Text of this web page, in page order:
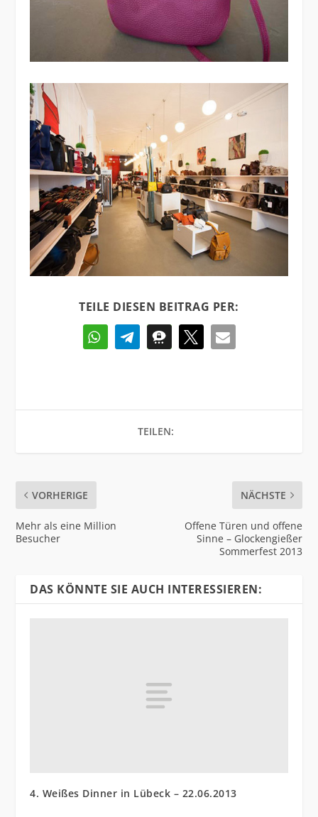
TEILE DIESEN BEITRAG PER:
TEILEN:
VORHERIGE
Mehr als eine Million
Besucher
NÄCHSTE
Offene Türen und offene
Sinne – Glockengießer
Sommerfest 2013
DAS KÖNNTE SIE AUCH INTERESSIEREN:
4. Weißes Dinner in Lübeck – 22.06.2013